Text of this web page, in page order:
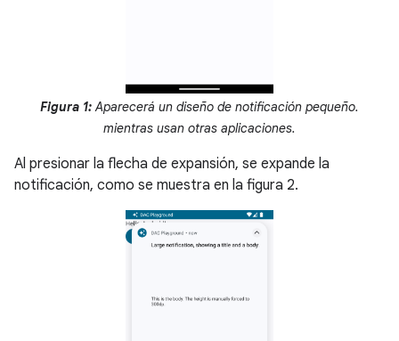
Figura 1:Aparecerá un diseño de notificación pequeño.
mientras usan otras aplicaciones.
Al presionar la flecha de expansión, se expande la
notificación, como se muestra en la figura 2.